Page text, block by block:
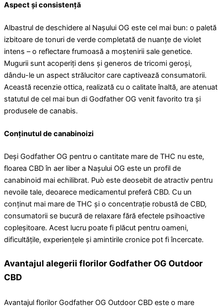
Aspect și consistență
Albastrul de deschidere al Nașului OG este cel mai bun: o paletă
izbitoare de tonuri de verde completată de nuanțe de violet
intens – o reflectare frumoasă a moștenirii sale genetice.
Mugurii sunt acoperiți dens și generos de tricomi geroși,
dându-le un aspect strălucitor care captivează consumatorii.
Această recenzie ottica, realizată cu o calitate înaltă, are atenuat
statutul de cel mai bun di Godfather OG venit favorito tra și
produsele de canabis.
Conținutul de canabinoizi
Deși Godfather OG pentru o cantitate mare de THC nu este,
floarea CBD în aer liber a Nașului OG este un profil de
canabinoid mai echilibrat. Può este deosebit de atractiv pentru
nevoile tale, deoarece medicamentul preferă CBD. Cu un
conținut mai mare de THC și o concentrație robustă de CBD,
consumatorii se bucură de relaxare fără efectele psihoactive
copleșitoare. Acest lucru poate fi plăcut pentru oameni,
dificultățile, experiențele și amintirile cronice pot fi încercate.
Avantajul alegerii florilor Godfather OG Outdoor
CBD
Avantajul florilor Godfather OG Outdoor CBD este o mare